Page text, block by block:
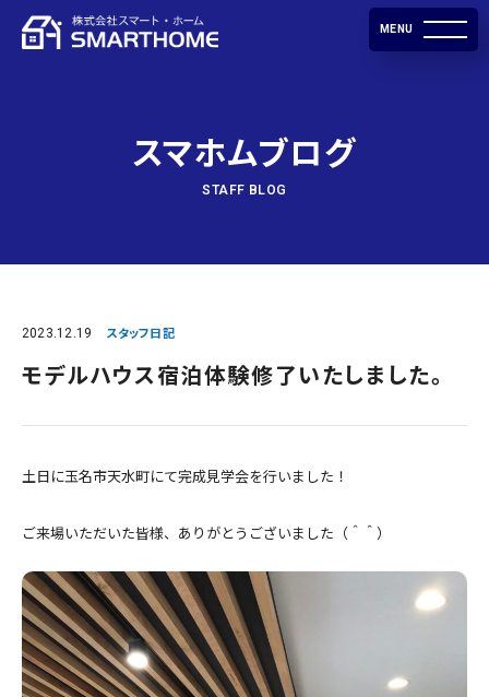
MENU
スマホムブログ
STAFF BLOG
2023.12.19 スタッフ日記
モデルハウス宿泊体験修了いたしました。
土日に玉名市天水町にて完成見学会を行いました！
ご来場いただいた皆様、ありがとうございました（＾＾）